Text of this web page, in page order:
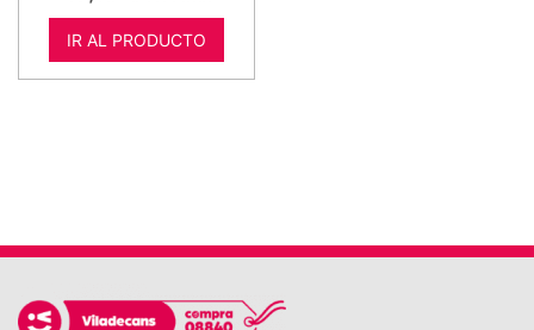
IR AL PRODUCTO